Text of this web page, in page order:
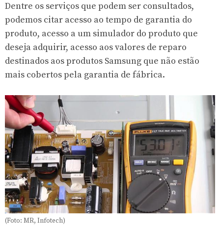
Dentre os serviços que podem ser consultados,
podemos citar acesso ao tempo de garantia do
produto, acesso a um simulador do produto que
deseja adquirir, acesso aos valores de reparo
destinados aos produtos Samsung que não estão
mais cobertos pela garantia de fábrica.
(Foto: MR, Infotech)